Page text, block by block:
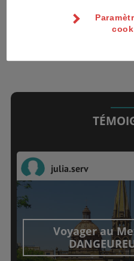
julia.serv
Voyager au